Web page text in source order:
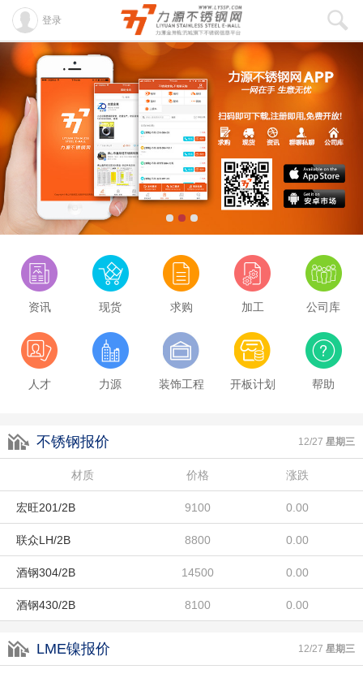
登录
资讯 现货 求购 加工 公司库
人才 力源 装饰工程 开板计划 帮助
不锈钢报价 12/27 星期三
材质 价格 涨跌
酒钢430/2B 0.00
东特304/No.1 13300 0.00
宏旺201/2B 9100 0.00
联众LH/2B 8800 0.00
酒钢304/2B 14500 0.00
酒钢430/2B 8100 0.00
宏旺201/2B 9100 0.00
LME镍报价 12/27 星期三